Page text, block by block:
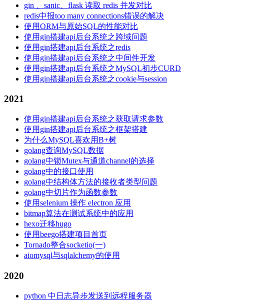
gin 、sanic、flask 读取 redis 并发对比
redis中报too many connections错误的解决
使用ORM与原始SQL的性能对比
使用gin搭建api后台系统之跨域问题
使用gin搭建api后台系统之redis
使用gin搭建api后台系统之中间件开发
使用gin搭建api后台系统之MySQL初步CURD
使用gin搭建api后台系统之cookie与session
2021
使用gin搭建api后台系统之获取请求参数
使用gin搭建api后台系统之框架搭建
为什么MySQL喜欢用B+树
golang查询MySQL数据
golang中锁Mutex与通道channel的选择
golang中的接口使用
golang中结构体方法的接收者类型问题
golang中切片作为函数参数
使用selenium 操作 electron 应用
bitmap算法在测试系统中的应用
hexo迁移hugo
使用beego搭建项目首页
Tornado整合socketio(一)
aiomysql与sqlalchemy的使用
2020
python 中日志异步发送到远程服务器